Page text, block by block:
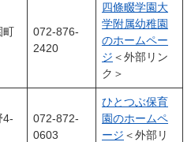
町
072-876-
2420
四條畷学園大
学附属幼稚園
のホームペー
ジ ＜外部リン
ク＞
4-
072-872-
0603
ひとつぶ保育
園のホームペ
ージ ＜外部リ